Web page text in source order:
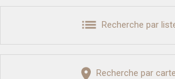
Recherche par
Recherche par carte